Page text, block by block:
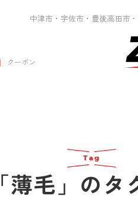
中津市・宇佐市・豊後高田市
クーポン
Tag
「薄毛」のタ